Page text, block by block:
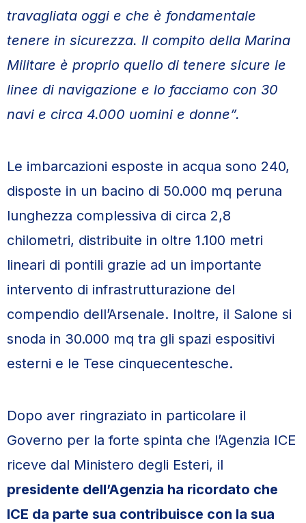
travagliata oggi e che è fondamentale
tenere in sicurezza. Il compito della Marina
Militare è proprio quello di tenere sicure le
linee di navigazione e lo facciamo con 30
navi e circa 4.000 uomini e donne”.
Le imbarcazioni esposte in acqua sono 240,
disposte in un bacino di 50.000 mq peruna
lunghezza complessiva di circa 2,8
chilometri, distribuite in oltre 1.100 metri
lineari di pontili grazie ad un importante
intervento di infrastrutturazione del
compendio dell’Arsenale. Inoltre, il Salone si
snoda in 30.000 mq tra gli spazi espositivi
esterni e le Tese cinquecentesche.
Dopo aver ringraziato in particolare il
Governo per la forte spinta che l’Agenzia ICE
riceve dal Ministero degli Esteri, il
presidente dell’Agenzia ha ricordato che
ICE da parte sua contribuisce con la sua